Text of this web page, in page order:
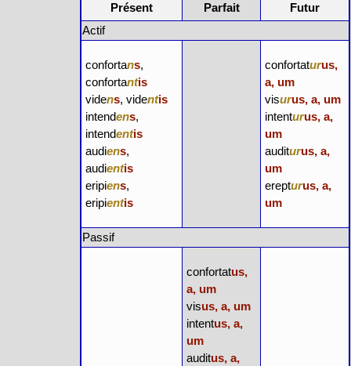
Présent Parfait
Futur
Actif
confortans,
confortantis
videns, videntis
intendens,
intendentis
audiens,
audientis
eripiens,
eripientis
confortaturus,
a, um
visurus, a, um
intenturus, a,
um
auditurus, a,
um
erepturus, a,
um
Passif
confortatus,
a, um
visus, a, um
intentus, a,
um
auditus, a,